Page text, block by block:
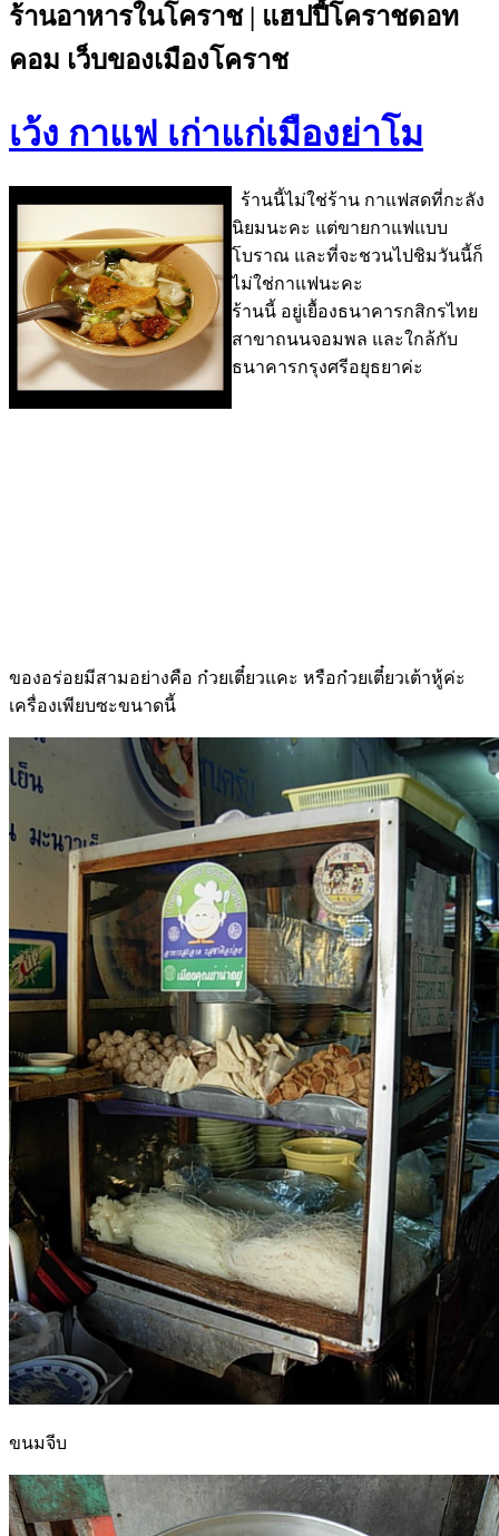
ร้านอาหารในโคราช | แฮปปี้โคราชดอท
คอม เว็บของเมืองโคราช
เว้ง กาแฟ เก่าแก่เมืองย่าโม
ร้านนี้ไม่ใช่ร้าน กาแฟสดที่กะลัง
นิยมนะคะ แต่ขายกาแฟแบบ
โบราณ และที่จะชวนไปชิมวันนี้ก็
ไม่ใช่กาแฟนะคะ
ร้านนี้ อยู่เยื้องธนาคารกสิกรไทย
สาขาถนนจอมพล และใกล้กับ
ธนาคารกรุงศรีอยุธยาค่ะ
ของอร่อยมีสามอย่างคือ ก๋วยเตี๋ยวแคะ หรือก๋วยเตี๋ยวเต้าหู้ค่ะ
เครื่องเพียบซะขนาดนี้
ขนมจีบ